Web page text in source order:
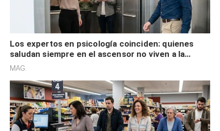
Los expertos en psicología coinciden: quienes
saludan siempre en el ascensor no viven a la
defensiva y tienen apertura social
MAG.